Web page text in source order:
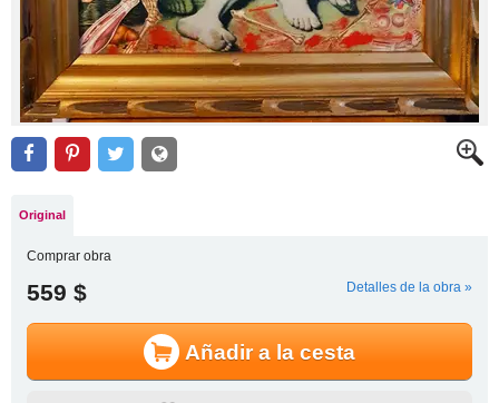
Original
Comprar obra
559 $ Detalles de la obra »
Añadir a la cesta